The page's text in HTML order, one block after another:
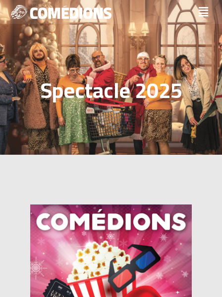
Spectacle 2025
Services